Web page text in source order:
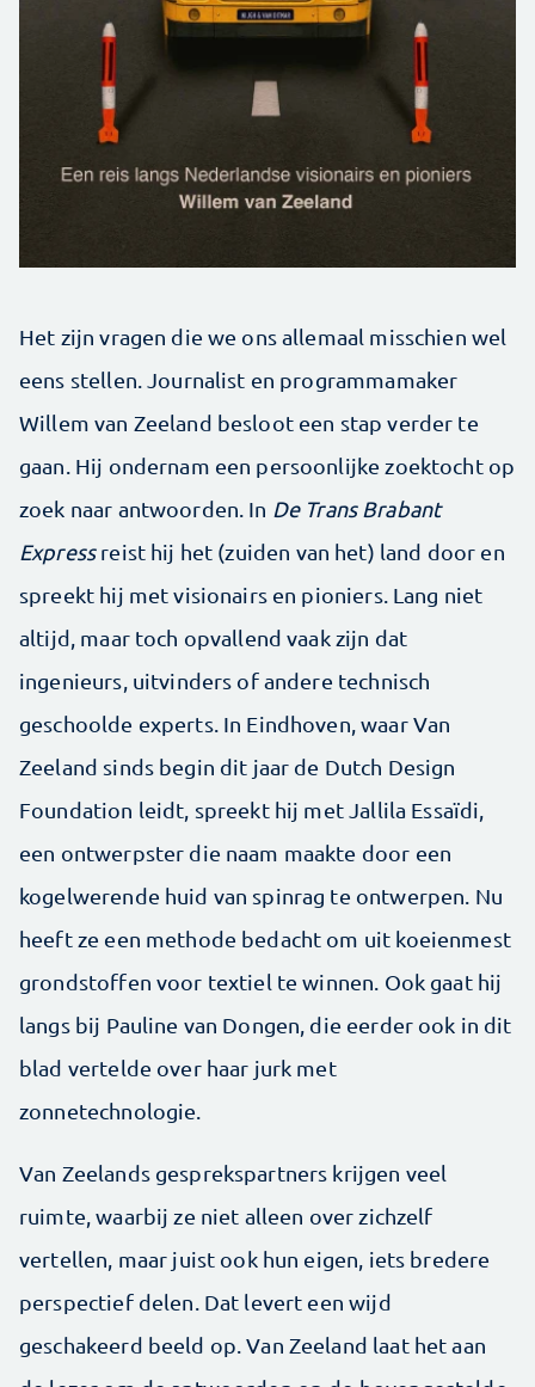
Het zijn vragen die we ons allemaal misschien wel
eens stellen. Journalist en programmamaker
Willem van Zeeland besloot een stap verder te
gaan. Hij ondernam een persoonlijke zoektocht op
zoek naar antwoorden. In De Trans Brabant
Expressreist hij het (zuiden van het) land door en
spreekt hij met visionairs en pioniers. Lang niet
altijd, maar toch opvallend vaak zijn dat
ingenieurs, uitvinders of andere technisch
geschoolde experts. In Eindhoven, waar Van
Zeeland sinds begin dit jaar de Dutch Design
Foundation leidt, spreekt hij met Jallila Essaïdi,
een ontwerpster die naam maakte door een
kogelwerende huid van spinrag te ontwerpen. Nu
heeft ze een methode bedacht om uit koeienmest
grondstoffen voor textiel te winnen. Ook gaat hij
langs bij Pauline van Dongen, die eerder ook in dit
blad vertelde over haar jurk met
zonnetechnologie.
Van Zeelands gesprekspartners krijgen veel
ruimte, waarbij ze niet alleen over zichzelf
vertellen, maar juist ook hun eigen, iets bredere
perspectief delen. Dat levert een wijd
geschakeerd beeld op. Van Zeeland laat het aan